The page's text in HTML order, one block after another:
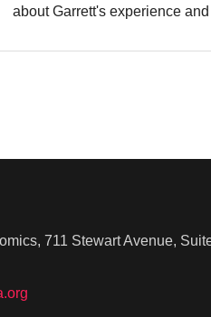
about Garrett's experience
711 Stewart Avenue,